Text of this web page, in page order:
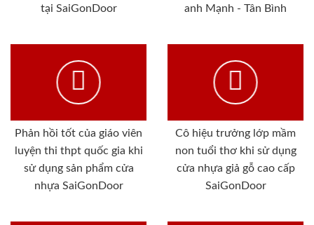
tại SaiGonDoor
anh Mạnh - Tân Bình
Phản hồi tốt của giáo viên
luyện thi thpt quốc gia khi
sử dụng sản phẩm cửa
nhựa SaiGonDoor
Cô hiệu trưởng lớp mầm
non tuổi thơ khi sử dụng
cửa nhựa giả gỗ cao cấp
SaiGonDoor